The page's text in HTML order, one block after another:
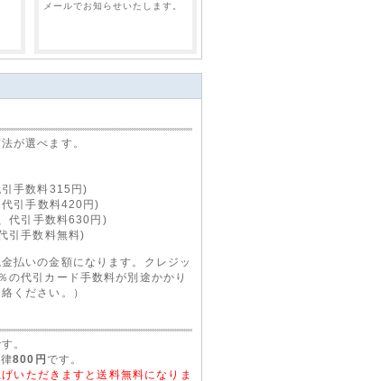
(DEI556T)
2,270 円（税込）
セキュリティーシステム
(VIPER 600ESP)
10,310 円（税込）
メールでお知らせいたします。
が選べます。
手数料315円)
引手数料420円)
代引手数料630円)
引手数料無料)
払いの金額になります。クレジッ
の代引カード手数料が別途かかり
ください。）
。
800円です。
いただきますと送料無料になりま